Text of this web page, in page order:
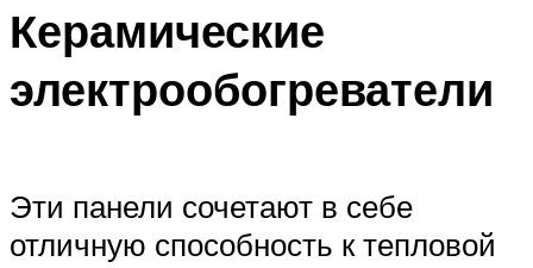
Керамические
электрообогреватели
Эти панели сочетают в себе
отличную способность к тепловой